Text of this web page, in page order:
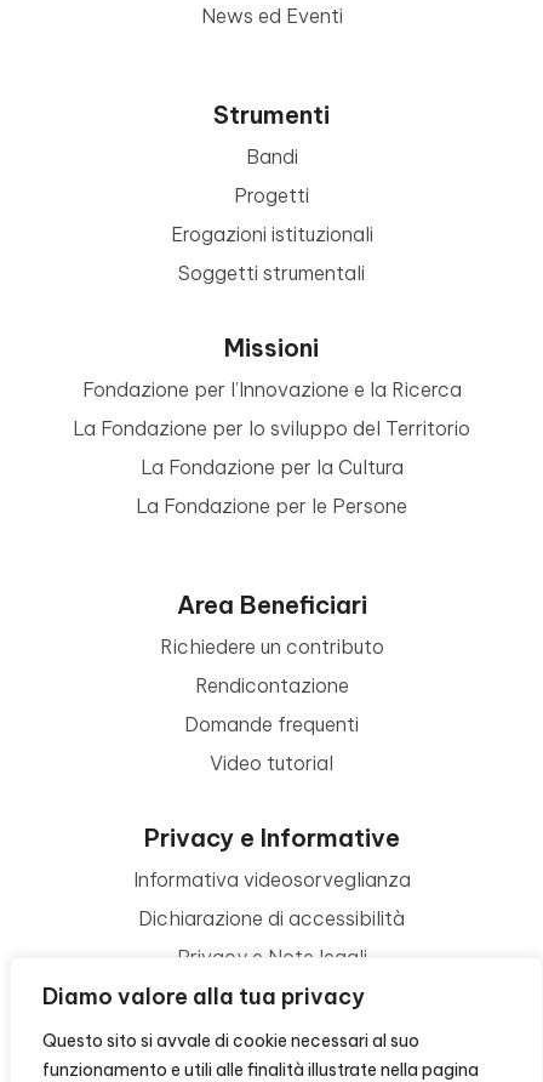
Diamo valore alla tua privacy
Questo sito si avvale di cookie necessari al suo
funzionamento e utili alle finalità illustrate nella pagina
News ed Eventi
Strumenti
Bandi
Progetti
Erogazioni istituzionali
Soggetti strumentali
Missioni
Fondazione per l’Innovazione e la Ricerca
La Fondazione per lo sviluppo del Territorio
La Fondazione per la Cultura
La Fondazione per le Persone
Area Beneficiari
Richiedere un contributo
Rendicontazione
Domande frequenti
Video tutorial
Privacy e Informative
Informativa videosorveglianza
Dichiarazione di accessibilità
Privacy e Note legali
Termini di utilizzo
Cookie policy
Contattaci